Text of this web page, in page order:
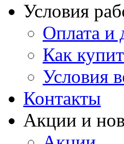
Условия
Оплата и
Как
Условия
Контакты
Акции и